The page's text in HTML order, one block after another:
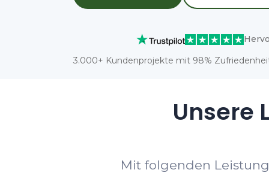
3.000+ Kundenprojekte mit 98%
Unsere
Mit folgenden